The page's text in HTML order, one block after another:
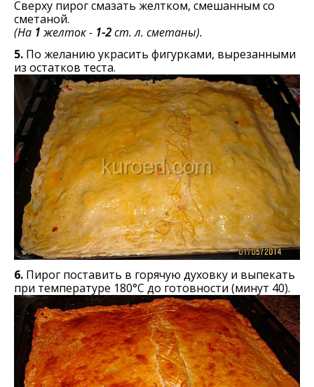
Сверху пирог смазать желтком, смешанным со
сметаной.
(На 1желток - 1-2ст. л. сметаны).
5. По желанию украсить фигурками, вырезанными
из остатков теста.
6. Пирог поставить в горячую духовку и выпекать
при температуре 180°C до готовности (минут 40).